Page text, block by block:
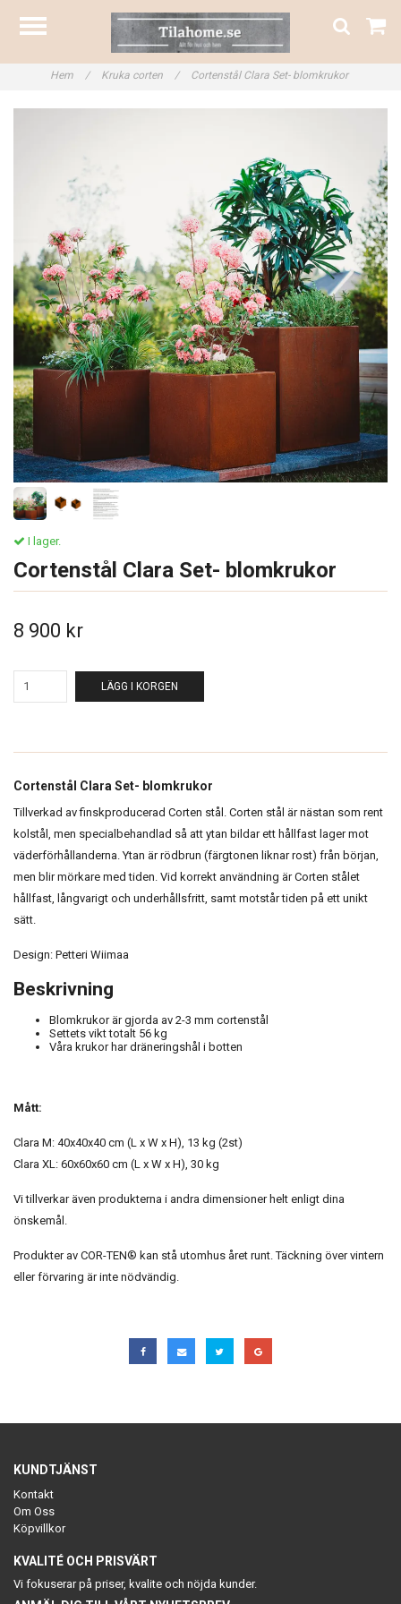
Hem / Kruka corten / Cortenstål Clara Set- blomkrukor
I lager.
Cortenstål Clara Set- blomkrukor
8 900 kr
LÄGG I KORGEN
Cortenstål Clara Set- blomkrukor
Tillverkad av finskproducerad Corten stål. Corten stål är nästan som rent
kolstål, men specialbehandlad så att ytan bildar ett hållfast lager mot
väderförhållanderna. Ytan är rödbrun (färgtonen liknar rost) från början,
men blir mörkare med tiden. Vid korrekt användning är Corten stålet
hållfast, långvarigt och underhållsfritt, samt motstår tiden på ett unikt
sätt.
Design: Petteri Wiimaa
Beskrivning
Blomkrukor är gjorda av 2-3 mm cortenstål
Settets vikt totalt 56 kg
Våra krukor har dräneringshål i botten
Mått:
Clara M: 40x40x40 cm (L x W x H), 13 kg (2st)
Clara XL: 60x60x60 cm (L x W x H), 30 kg
Vi tillverkar även produkterna i andra dimensioner helt enligt dina
önskemål.
Produkter av COR-TEN® kan stå utomhus året runt. Täckning över vintern
eller förvaring är inte nödvändig.
KUNDTJÄNST
Kontakt
Om Oss
Köpvillkor
KVALITÉ OCH PRISVÄRT
Vi fokuserar på priser, kvalite och nöjda kunder.